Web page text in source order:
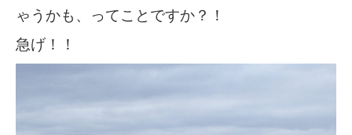
ゃうかも、ってことですか？！
急げ！！